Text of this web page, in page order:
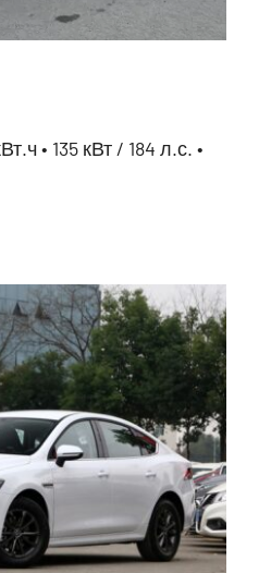
• 135 кВт / 184 л.с. •